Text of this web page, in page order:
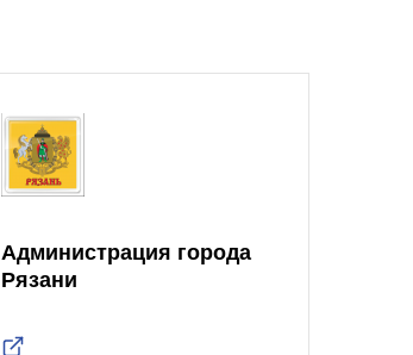
Администрация города
Рязани